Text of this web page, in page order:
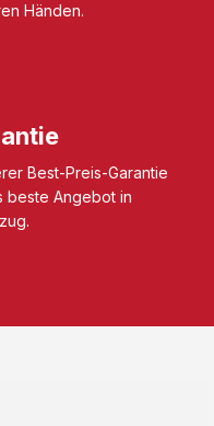
Händen.
Best-Preis-Garantie
beste Angebot in